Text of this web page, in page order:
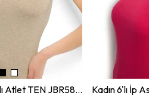
Kadın 6'lı İp Askılı Atlet TEN JBR583.0006